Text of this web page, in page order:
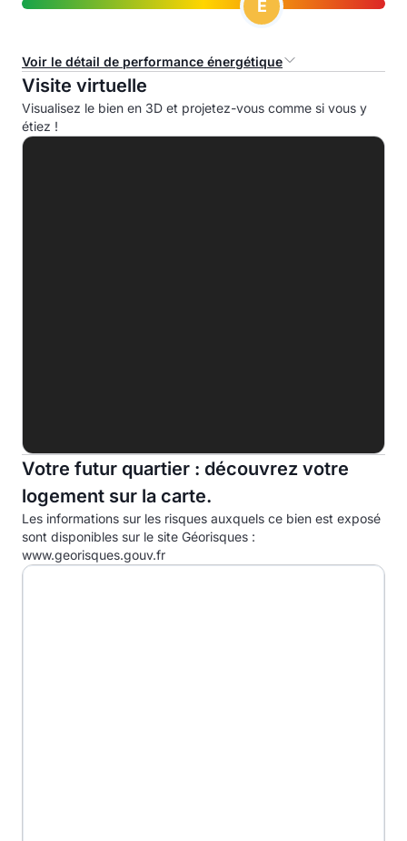
E
Voir le détail de performance énergétique
Consommation d'énergie primaire (CEP)
A
C
24.0kg eqCO2/m².an
D
E
F
Visite virtuelle
Visualisez le bien en 3D et projetez-vous comme si vous y
étiez !
Votre futur quartier : découvrez votre
logement sur la carte.
Les informations sur les risques auxquels ce bien est exposé
sont disponibles sur le site Géorisques :
www.georisques.gouv.fr